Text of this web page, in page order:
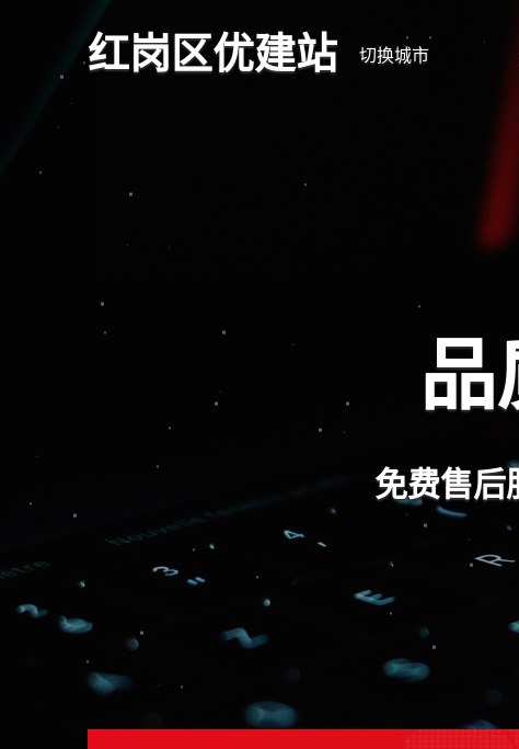
红岗区优建站 切换城市
免费售后